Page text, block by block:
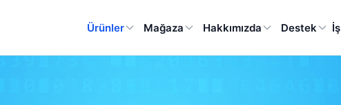
Ürünler Mağaza Hakkımızda Destek İş